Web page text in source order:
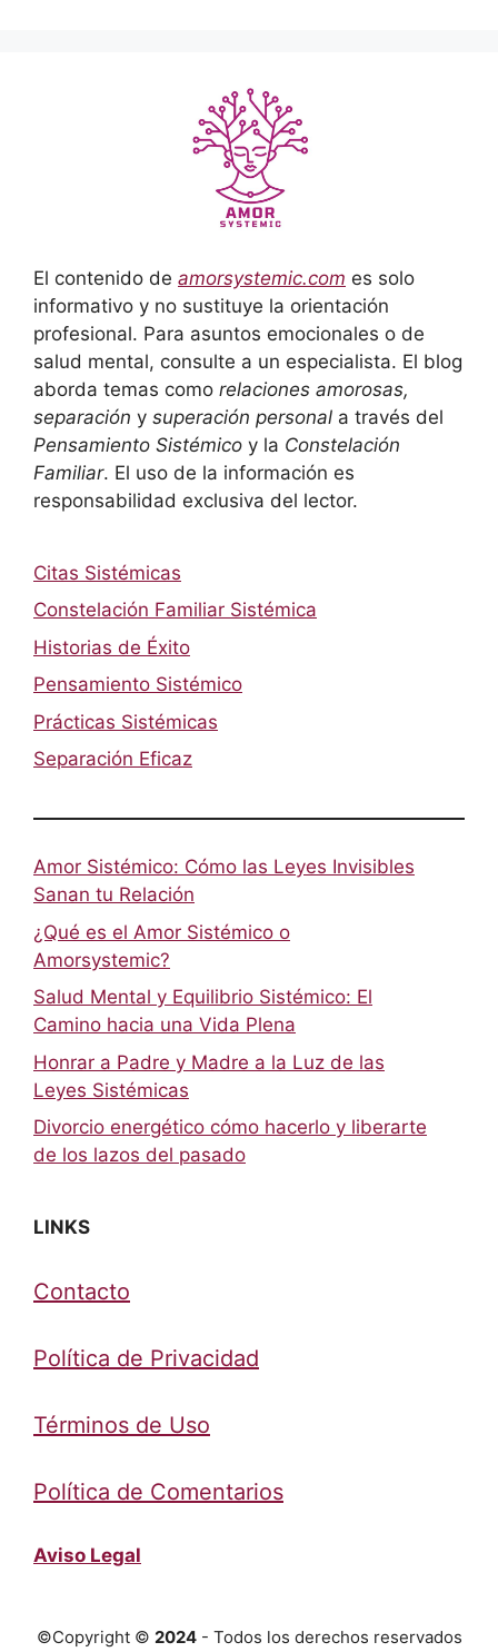
El contenido de amorsystemic.com es solo
informativo y no sustituye la orientación
profesional. Para asuntos emocionales o de
salud mental, consulte a un especialista. El blog
aborda temas como relaciones amorosas,
separación y superación personal a través del
Pensamiento Sistémico y la Constelación
Familiar. El uso de la información es
responsabilidad exclusiva del lector.
Citas Sistémicas
Constelación Familiar Sistémica
Historias de Éxito
Pensamiento Sistémico
Prácticas Sistémicas
Separación Eficaz
Amor Sistémico: Cómo las Leyes Invisibles
Sanan tu Relación
¿Qué es el Amor Sistémico o
Amorsystemic?
Salud Mental y Equilibrio Sistémico: El
Camino hacia una Vida Plena
Honrar a Padre y Madre a la Luz de las
Leyes Sistémicas
Divorcio energético cómo hacerlo y liberarte
de los lazos del pasado
LINKS
Contacto
Política de Privacidad
Términos de Uso
Política de Comentarios
Aviso Legal
©Copyright © 2024- Todos los derechos reservados